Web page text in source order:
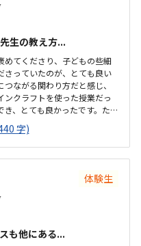
生の教え方...
めてくださり、子どもの些細
さっていたのが、とても良い
ながる関わり方だと感じ、
クラフトを使った授業だっ
、とても良かったです。た
内容ではないと伺ったの
うかは少し気になる点でし
り、通いやすいと感じまし
もしやすく、安心して通わせ
視線が分散しにくい工夫がさ
した。月4回（1回50分）で
はや...
字)
体験生
も他にある...